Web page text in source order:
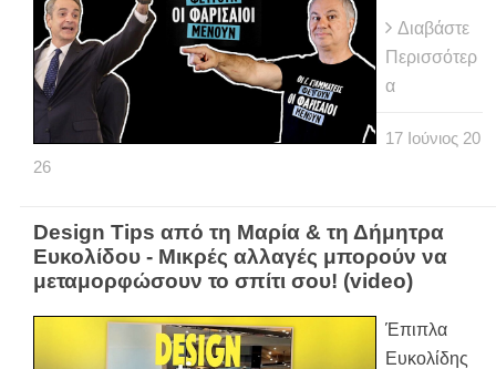
Διαβάστε
Περισσότερ
α
17 Ιούνιος 20
26
Design Tips από τη Μαρία & τη Δήμητρα
Ευκολίδου - Μικρές αλλαγές μπορούν να
μεταμορφώσουν το σπίτι σου! (video)
Έπιπλα
Ευκολίδης